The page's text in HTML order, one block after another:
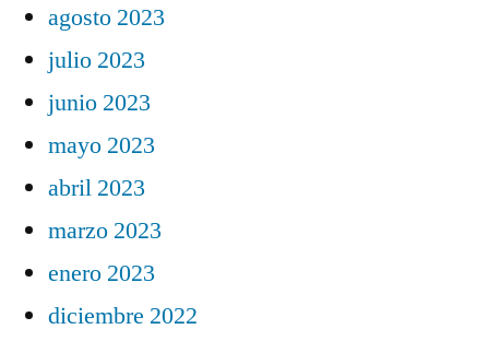
agosto 2023
julio 2023
junio 2023
mayo 2023
abril 2023
marzo 2023
enero 2023
diciembre 2022